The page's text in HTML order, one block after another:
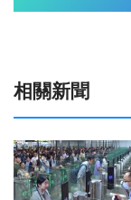
相關新聞